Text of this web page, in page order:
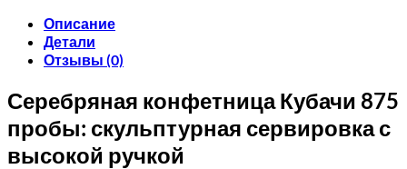
Описание
Детали
Отзывы (0)
Серебряная конфетница Кубачи 875
пробы: скульптурная сервировка с
высокой ручкой